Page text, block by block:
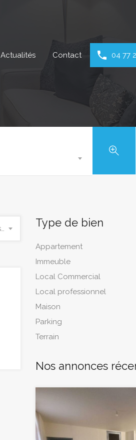
Actualités Contact 04 77
Du plus récent au plus ancien Type de bien
Appartement
Immeuble
Local Commercial
Local professionnel
Maison
Parking
Terrain
Nos annonces